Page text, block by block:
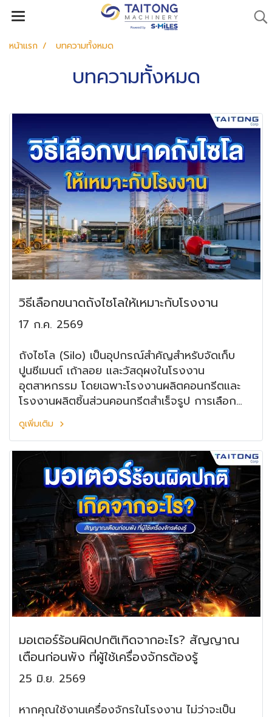
หน้าแรก บทความทั้งหมด
บทความทั้งหมด
วิธีเลือกขนาดถังไซโลให้เหมาะกับโรงงาน
17 ก.ค. 2569
ถังไซโล (Silo) เป็นอุปกรณ์สำคัญสำหรับจัดเก็บ
ปูนซีเมนต์ เถ้าลอย และวัสดุผงในโรงงาน
อุตสาหกรรม โดยเฉพาะโรงงานผลิตคอนกรีตและ
โรงงานผลิตชิ้นส่วนคอนกรีตสำเร็จรูป การเลือก
ขนาดถังไซโล ที่เหมาะสม จะช่วยให้การผลิตดำเนิน
ได้อย่างต่อเนื่อง ลดต้นทุนการขนส่ง และลดปัญหา
วัตถุดิบไม่เพียงพอต่อการใช้งาน
ดูเพิ่มเติม
มอเตอร์ร้อนผิดปกติเกิดจากอะไร? สัญญาณ
เตือนก่อนพัง ที่ผู้ใช้เครื่องจักรต้องรู้
25 มิ.ย. 2569
หากคุณใช้งานเครื่องจักรในโรงงาน ไม่ว่าจะเป็น